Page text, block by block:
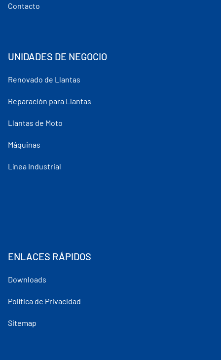
Contacto
UNIDADES DE NEGOCIO
Renovado de Llantas
Reparación para Llantas
Llantas de Moto
Máquinas
Línea Industrial
ENLACES RÁPIDOS
Downloads
Política de Privacidad
Sitemap